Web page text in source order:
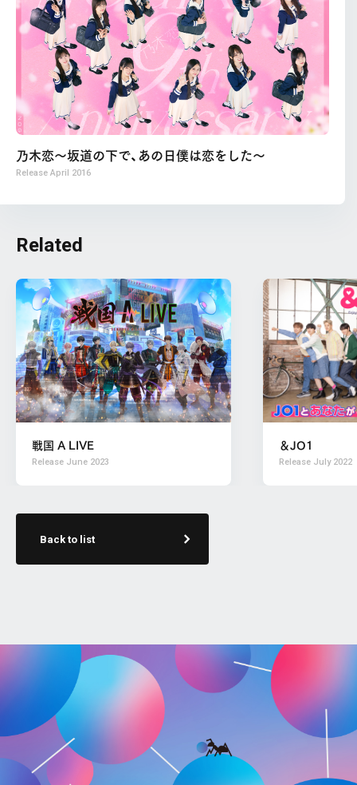
乃木恋～坂道の下で、あの日僕は恋をした～
Release April 2016
Related
戦国 A LIVE
Release June 2023
＆JO1
Release July 2022
Back to list